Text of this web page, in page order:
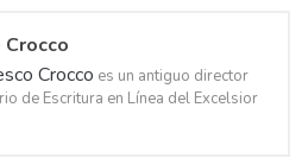
Crocco
Crocco es un antiguo director
de Escritura en Línea del Excelsior